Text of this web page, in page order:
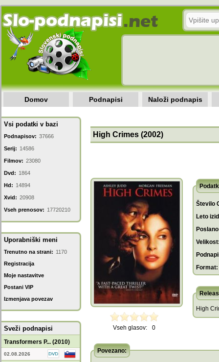
Domov Podnapisi Naloži podnapis
Vsi podatki v bazi
Podnapisov: 37666
Serij: 14586
Filmov: 23080
Dvd: 1864
Hd: 14894
Xvid: 20908
Vseh prenosov: 17720210
Uporabniški meni
Trenutno na strani: 1170
Registracija
Moje nastavitve
Postani VIP
Izmenjava povezav
Sveži podnapisi
Transformers P... (2010)
02.08.2026
High Crimes (2002)
Vseh glasov: 0
Število
Leto
Format:
High
Povezano: